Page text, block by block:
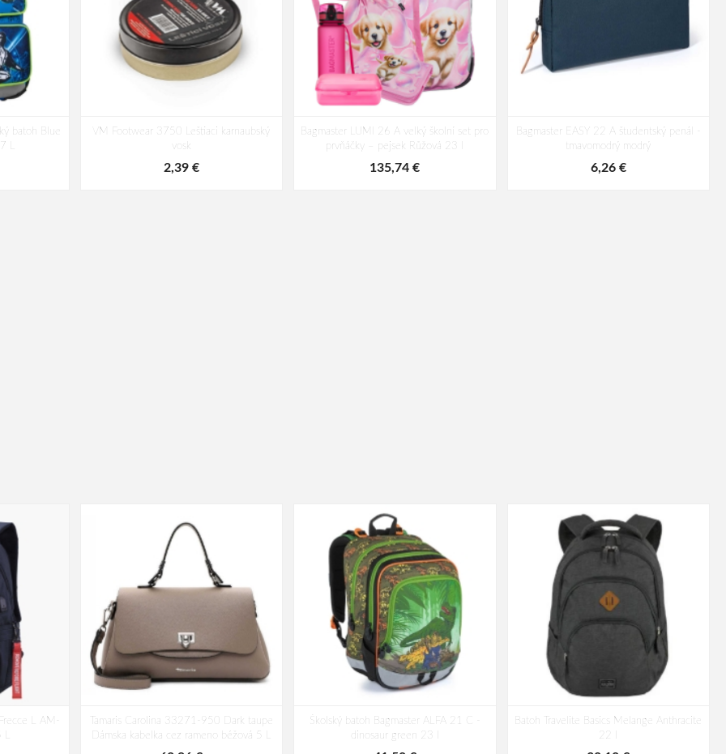
batoh Blue
L
VM Footwear 3750 Leštiaci karnaubský
vosk
2,39 €
Bagmaster LUMI 26 A velký školní set pro
prvňáčky – pejsek Růžová 23 l
135,74 €
Bagmaster EASY 22 A študentský penál -
tmavomodrý modrý
6,26 €
L AM-
Tamaris Carolina 33271-950 Dark taupe
Dámska kabelka cez rameno béžová 5 L
Školský batoh Bagmaster ALFA 21 C -
dinosaur green 23 l
Batoh Travelite Basics Melange Anthracite
22 l